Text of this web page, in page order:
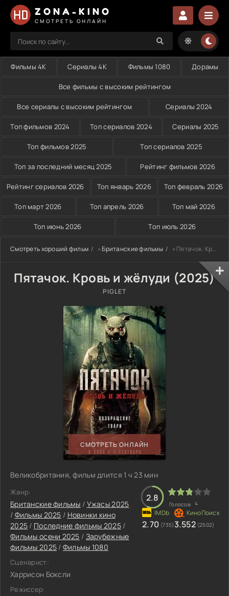
ZONA-KINO
СМОТРЕТЬ ОНЛАЙН
Фильмы 4K Сериалы 4K Фильмы 1080 Дорамы
Все фильмы с высоким рейтингом
Все сериалы с высоким рейтингом Сериалы 2024
Топ фильмов 2024 Топ сериалов 2024 Сериалы 2025
Топ фильмов 2025 Топ сериалов 2025
Топ за последний месяц 2025 Рейтинг фильмов 2026
Рейтинг сериалов 2026 Топ январь 2026 Топ февраль 2026
Топ март 2026 Топ апрель 2026 Топ май 2026
Топ июнь 2026 Топ июль 2026
Смотреть хороший фильм »Британские фильмы » Пятачок. Кровь и жёлуди (2025)
Пятачок. Кровь и жёлуди (2025)
PIGLET
СМОТРЕТЬ ОНЛАЙН
Великобритания, фильм длится 1 ч 23 мин
Жанр:
Британские фильмы / Ужасы 2025
/ Фильмы 2025 / Новинки кино
2025 / Последние фильмы 2025/
Фильмы осени 2025 / Зарубежные
фильмы 2025 / Фильмы 1080
Сценарист:
Харрисон Боксли
Режиссер:
2.8
Голосов: 4
2.70 (735)3.552 (2502)